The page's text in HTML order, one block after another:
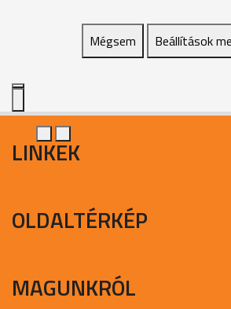
Mégsem Beállítások
LINKEK
OLDALTÉRKÉP
MAGUNKRÓL